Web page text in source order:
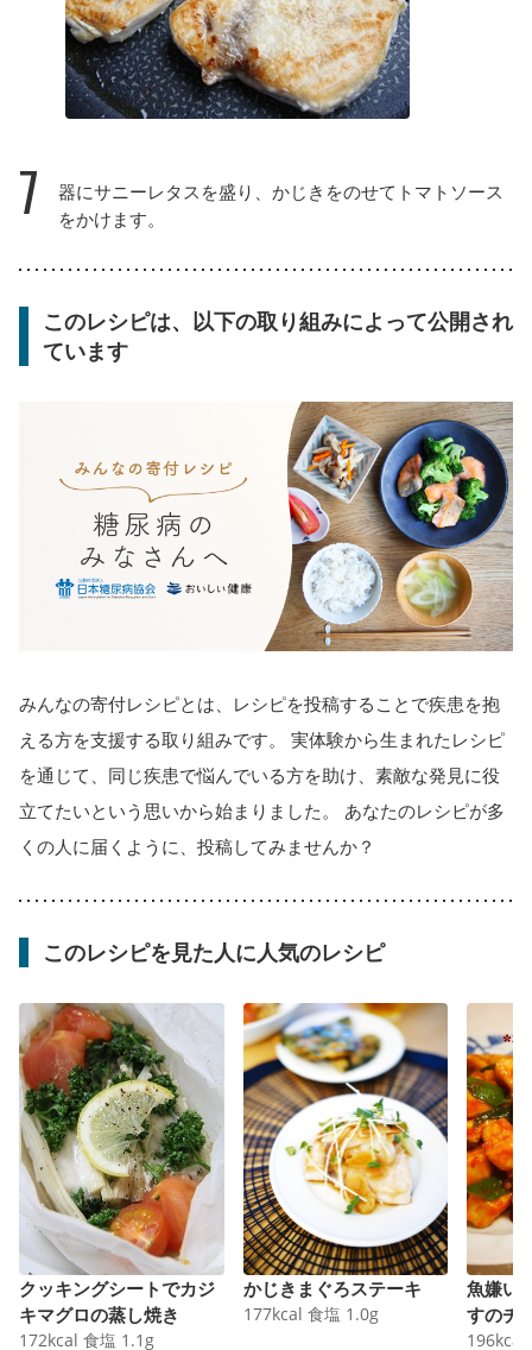
7
器にサニーレタスを盛り、かじきをのせてトマトソース
をかけます。
このレシピは、以下の取り組みによって公開され
ています
みんなの寄付レシピとは、レシピを投稿することで疾患を抱
える方を支援する取り組みです。 実体験から生まれたレシピ
を通じて、同じ疾患で悩んでいる方を助け、素敵な発見に役
立てたいという思いから始まりました。 あなたのレシピが多
くの人に届くように、投稿してみませんか？
このレシピを見た人に人気のレシピ
クッキングシートでカジ
キマグロの蒸し焼き
172kcal 食塩 1.1g
かじきまぐろステーキ
177kcal 食塩 1.0g
魚嫌い
すのチ
196kcal